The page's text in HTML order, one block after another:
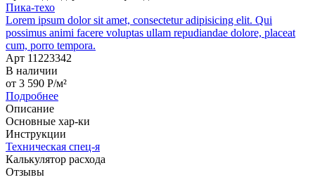
Пика-техо
Lorem ipsum dolor sit amet, consectetur adipisicing elit. Qui
possimus animi facere voluptas ullam repudiandae dolore, placeat
cum, porro tempora.
Арт 11223342
В наличии
от 3 590 P/м²
Подробнее
Описание
Основные хар-ки
Инструкции
Техническая спец-я
Калькулятор расхода
Отзывы